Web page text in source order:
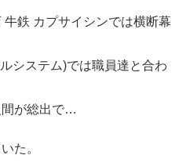
鉄 カプサイシンでは横断幕
システム)では職員達と合わ
間が総出で…
た。